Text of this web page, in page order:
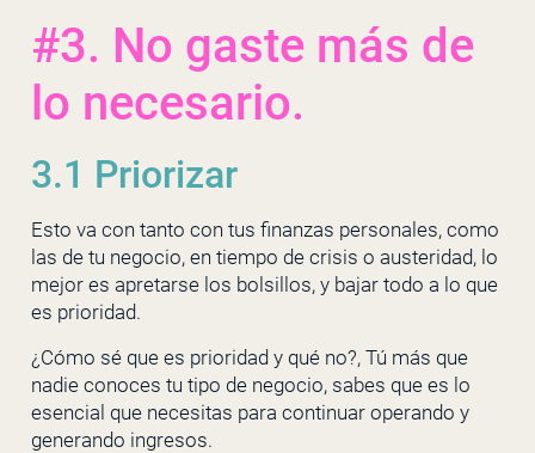
#3. No gaste más de
lo necesario.
3.1 Priorizar
Esto va con tanto con tus finanzas personales, como
las de tu negocio, en tiempo de crisis o austeridad, lo
mejor es apretarse los bolsillos, y bajar todo a lo que
es prioridad.
¿Cómo sé que es prioridad y qué no?, Tú más que
nadie conoces tu tipo de negocio, sabes que es lo
esencial que necesitas para continuar operando y
generando ingresos.